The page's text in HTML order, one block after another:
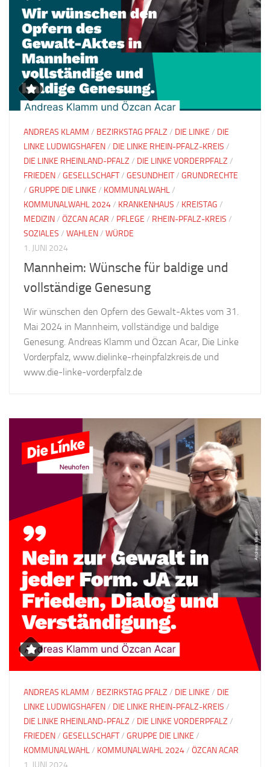
ANDREAS KLAMM / BEZIRKSTAG PFALZ / DIE LINKE / DIE
LINKE LUDWIGSHAFEN/ DIE LINKE RHEIN-PFALZ-KREIS /
DIE LINKE RHEINLAND-PFALZ / DIE LINKE VORDERPFALZ /
FRIEDEN/ GESELLSCHAFT/ GESUNDHEIT/ GRUNDRECHTE
/ GRUPPE DIE LINKE / KOMMUNALWAHL/
KOMMUNALWAHL 2024/ KRANKENHAUS / KREISTAG /
MEDIZIN/ ÖZCAN ACAR / PFLEGE / RHEIN-PFALZ-KREIS /
SOZIALES / WAHLEN/ WÜRDE
1. JUNI 2024
Mannheim: Wünsche für baldige und
vollständige Genesung
Wir wünschen den Opfern des Gewalt-Aktes vom 31.
Mai 2024 in Mannheim, vollständige und baldige
Genesung. Andreas Klamm und Özcan Acar, Die Linke
Vorderpfalz, www.dielinke-rheinpfalzkreis.de und
www.die-linke-vorderpfalz.de
ANDREAS KLAMM / BEZIRKSTAG PFALZ / DIE LINKE / DIE
LINKE LUDWIGSHAFEN/ DIE LINKE RHEIN-PFALZ-KREIS /
DIE LINKE RHEINLAND-PFALZ / DIE LINKE VORDERPFALZ /
FRIEDEN/ GESELLSCHAFT/ GRUPPE DIE LINKE /
KOMMUNALWAHL/ KOMMUNALWAHL 2024/ ÖZCAN ACAR
1. JUNI 2024